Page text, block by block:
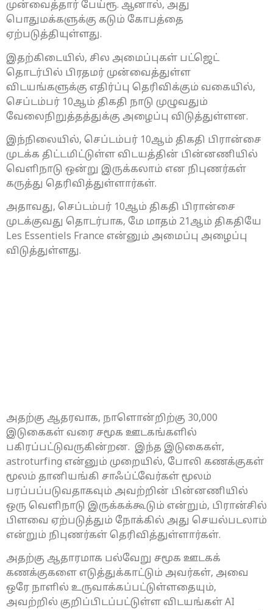
முன்வைத்தார் பேய்ரூ. ஆனால், அது
பொதுமக்களுக்கு கடும் கோபத்தை
ஏற்படுத்தியுள்ளது.
இதற்கிடையில், சில அமைப்புகள் பட்ஜெட்
தொடர்பில் பிரதமர் முன்வைத்துள்ள
விடயங்களுக்கு எதிர்ப்பு தெரிவிக்கும் வகையில்,
செப்டம்பர் 10ஆம் திகதி நாடு முழுவதும்
வேலைநிறுத்தத்துக்கு அழைப்பு விடுத்துள்ளன.
இந்நிலையில், செப்டம்பர் 10ஆம் திகதி பிரான்சை
முடக்க திட்டமிட்டுள்ள விடயத்தின் பின்னணியில்
வெளிநாடு ஒன்று இருக்கலாம் என நிபுணர்கள்
கருத்து தெரிவித்துள்ளார்கள்.
அதாவது, செப்டம்பர் 10ஆம் திகதி பிரான்சை
முடக்குவது தொடர்பாக, மே மாதம் 21ஆம் திகதியே
Les Essentiels France என்னும் அமைப்பு அழைப்பு
விடுத்துள்ளது.
அதற்கு ஆதரவாக, நாளொன்றிற்கு 30,000
இடுகைகள் வரை சமூக ஊடகங்களில்
பகிரப்பட்டுவருகின்றன. இந்த இடுகைகள்,
astroturfing என்னும் முறையில், போலி கணக்குகள்
மூலம் தானியங்கி சாஃப்ட்வேர்கள் மூலம்
பரப்பப்படுவதாகவும் அவற்றின் பின்னணியில்
ஒரு வெளிநாடு இருக்கக்கூடும் என்றும், பிரான்சில்
பிளவை ஏற்படுத்தும் நோக்கில் அது செயல்படலாம்
என்றும் நிபுணர்கள் தெரிவித்துள்ளார்கள்.
அதற்கு ஆதாரமாக பல்வேறு சமூக ஊடகக்
கணக்குகளை எடுத்துக்காட்டும் அவர்கள், அவை
ஒரே நாளில் உருவாக்கப்பட்டுள்ளதையும்,
அவற்றில் குறிப்பிடப்பட்டுள்ள விடயங்கள் AI